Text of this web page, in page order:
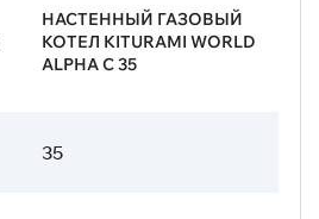
НАСТЕННЫЙ ГАЗОВЫЙ
КОТЕЛ KITURAMI WORLD
ALPHA С 35
35